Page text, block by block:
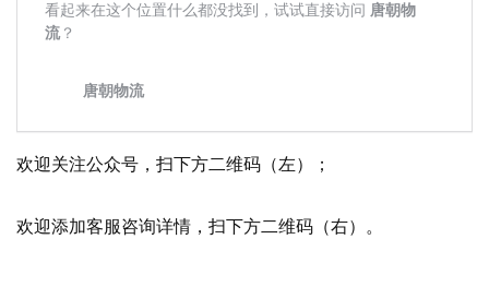
欢迎关注公众号，扫下方二维码（左）；
欢迎添加客服咨询详情，扫下方二维码（右）。